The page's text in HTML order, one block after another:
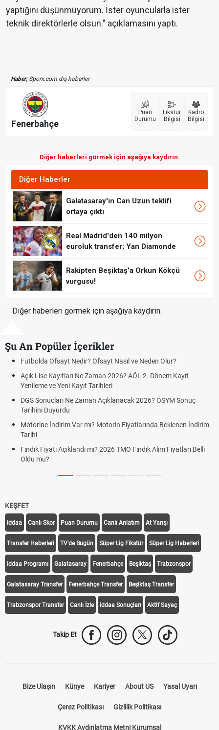
yaptığını düşünmüyorum. İster oyuncularla ister
teknik direktörlerle olsun." açıklamasını yaptı.
Haber;Sporx.com dış haberler
Fenerbahçe
Puan
Durumu
Fikstür
Bilgisi
Kadro
Bilgisi
Diğer haberleri görmek için aşağıya kaydırın.
Diğer Haberler
Galatasaray'ın Can Uzun teklifi
ortaya çıktı
Real Madrid'den 140 milyon
euroluk transfer; Yan Diamonde
Rakipten Beşiktaş'a Orkun Kökçü
vurgusu!
Diğer haberleri görmek için aşağıya kaydırın.
Şu An Popüler İçerikler
Futbolda Ofsayt Nedir? Ofsayt Nasıl ve Neden Olur?
Açık Lise Kayıtları Ne Zaman 2026? AÖL 2. Dönem Kayıt
Yenileme ve Yeni Kayıt Tarihleri
DGS Sonuçları Ne Zaman Açıklanacak 2026? ÖSYM Sonuç
Tarihini Duyurdu
Motorine İndirim Var mı? Motorin Fiyatlarında Beklenen İndirim
Tarihi
Fındık Fiyatı Açıklandı mı? 2026 TMO Fındık Alım Fiyatları Belli
Oldu mu?
KEŞFET
iddaa Canlı Skor Puan Durumu Canlı Anlatım At Yarışı
Transfer Haberleri TV'de Bugün Süper Lig Fikstür Süper Lig Haberleri
iddaa Programı Galatasaray Fenerbahçe Beşiktaş Trabzonspor
Galatasaray Transfer Fenerbahçe Transfer Beşiktaş Transfer
Trabzonspor Transfer Canlı İzle iddaa Sonuçları Aktif Sayaç
Takip Et
Bize Ulaşın Künye Kariyer About US Yasal Uyarı
Çerez Politikası Gizlilik Politikası
KVKK Aydınlatma Metni Kurumsal